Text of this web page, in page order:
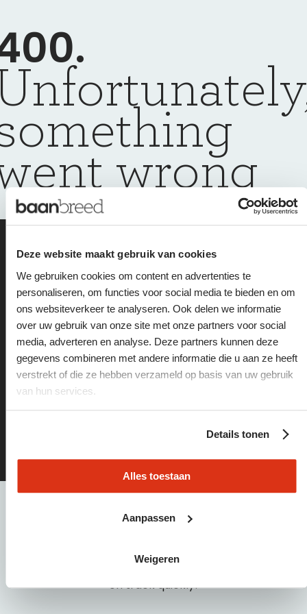
Deze website maakt gebruik van cookies
We gebruiken cookies om content en advertenties te
personaliseren, om functies voor social media te bieden en om
ons websiteverkeer te analyseren. Ook delen we informatie
over uw gebruik van onze site met onze partners voor social
media, adverteren en analyse. Deze partners kunnen deze
gegevens combineren met andere informatie die u aan ze heeft
verstrekt of die ze hebben verzameld op basis van uw gebruik
van hun services.
Details tonen
Alles toestaan
Aanpassen
Weigeren
wrong
we are happy to
help you get back
on track
Find the best vacancies or the right staff via these
pages:
needhelp?
Please call or email one of our employees: 040 21 55
440 | info@baanbreed.nl. We will help you get back
on track quickly!